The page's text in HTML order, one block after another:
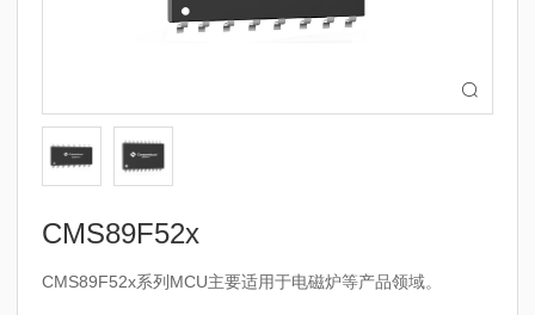
CMS89F52x
CMS89F52x系列MCU主要适用于电磁炉等产品领域。
